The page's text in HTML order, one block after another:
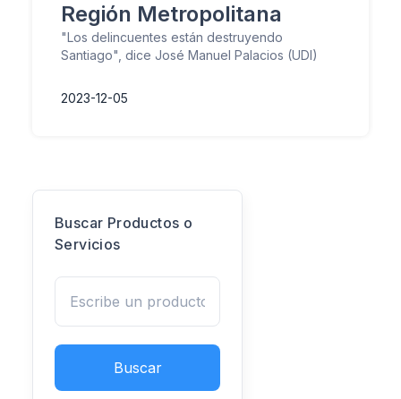
Región Metropolitana
"Los delincuentes están destruyendo
Santiago", dice José Manuel Palacios (UDI)
2023-12-05
Buscar Productos o
Servicios
Buscar